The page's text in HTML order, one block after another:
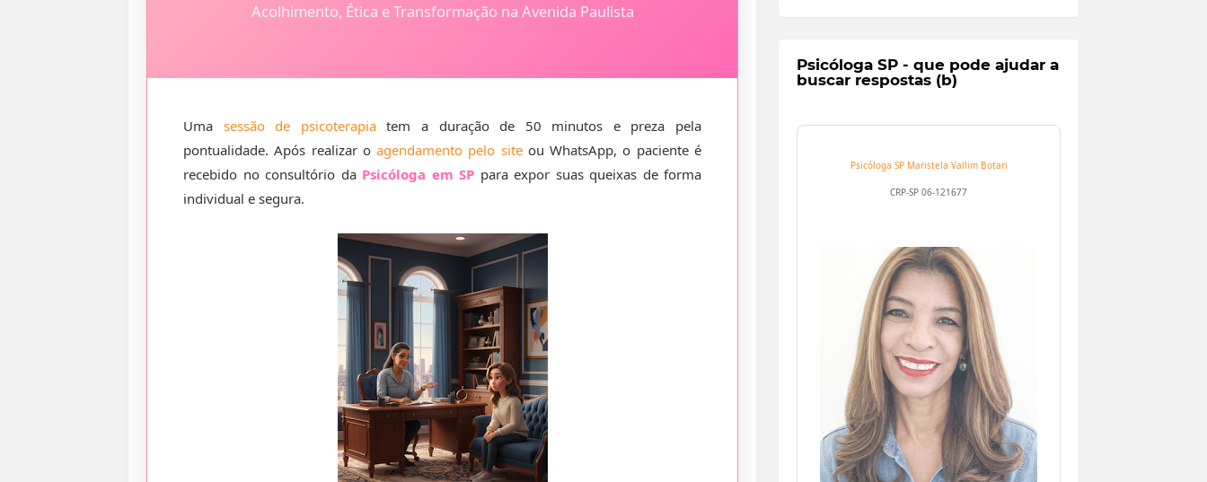
Acolhimento, Ética e Transformação na Avenida Paulista
Uma sessão de psicoterapiatem a duração de 50 minutos e preza pela
pontualidade. Após realizar oagendamento pelo siteou WhatsApp, o paciente é
recebido no consultório da Psicóloga em SP para expor suas queixas de forma
individual e segura.
Psicóloga SP - que pode ajudar a
buscar respostas (b)
Psicóloga SP Maristela Vallim Botari
CRP-SP 06-121677